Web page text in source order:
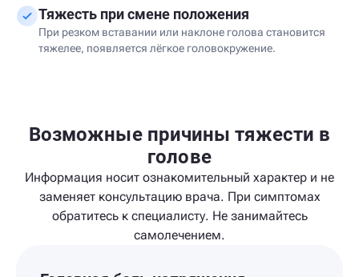
Тяжесть при смене положения
При резком вставании или наклоне голова становится
тяжелее, появляется лёгкое головокружение.
Возможные причины тяжести в
голове
Информация носит ознакомительный характер и не
заменяет консультацию врача. При симптомах
обратитесь к специалисту. Не занимайтесь
самолечением.